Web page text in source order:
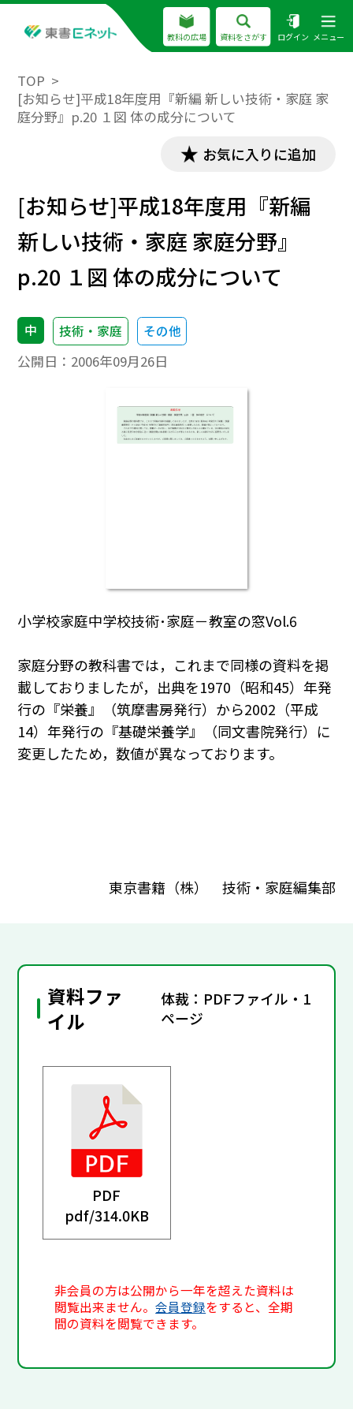
教科の広場 資料をさがす ログイン メニュー
TOP
[お知らせ]平成18年度用『新編 新しい技術・家庭 家
庭分野』p.20 １図 体の成分について
お気に入りに追加
[お知らせ]平成18年度用『新編
新しい技術・家庭 家庭分野』
p.20 １図 体の成分について
中 技術・家庭 その他
公開日： 2006年09月26日
小学校家庭中学校技術･家庭－教室の窓Vol.6
家庭分野の教科書では，これまで同様の資料を掲
載しておりましたが，出典を1970（昭和45）年発
行の『栄養』（筑摩書房発行）から2002（平成
14）年発行の『基礎栄養学』（同文書院発行）に
変更したため，数値が異なっております。
東京書籍（株） 技術・家庭編集部
資料ファ
イル
体裁：PDFファイル・1
ページ
PDF
pdf/314.0KB
非会員の方は公開から一年を超えた資料は
閲覧出来ません。会員登録をすると、全期
間の資料を閲覧できます。